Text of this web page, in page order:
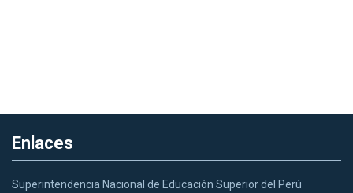
Enlaces
Superintendencia Nacional de Educación Superior del Perú